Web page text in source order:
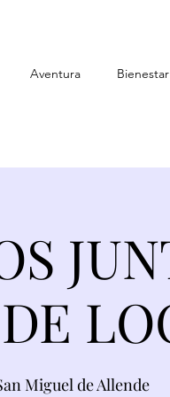
Aventura Bienestar
Miguel de Allende